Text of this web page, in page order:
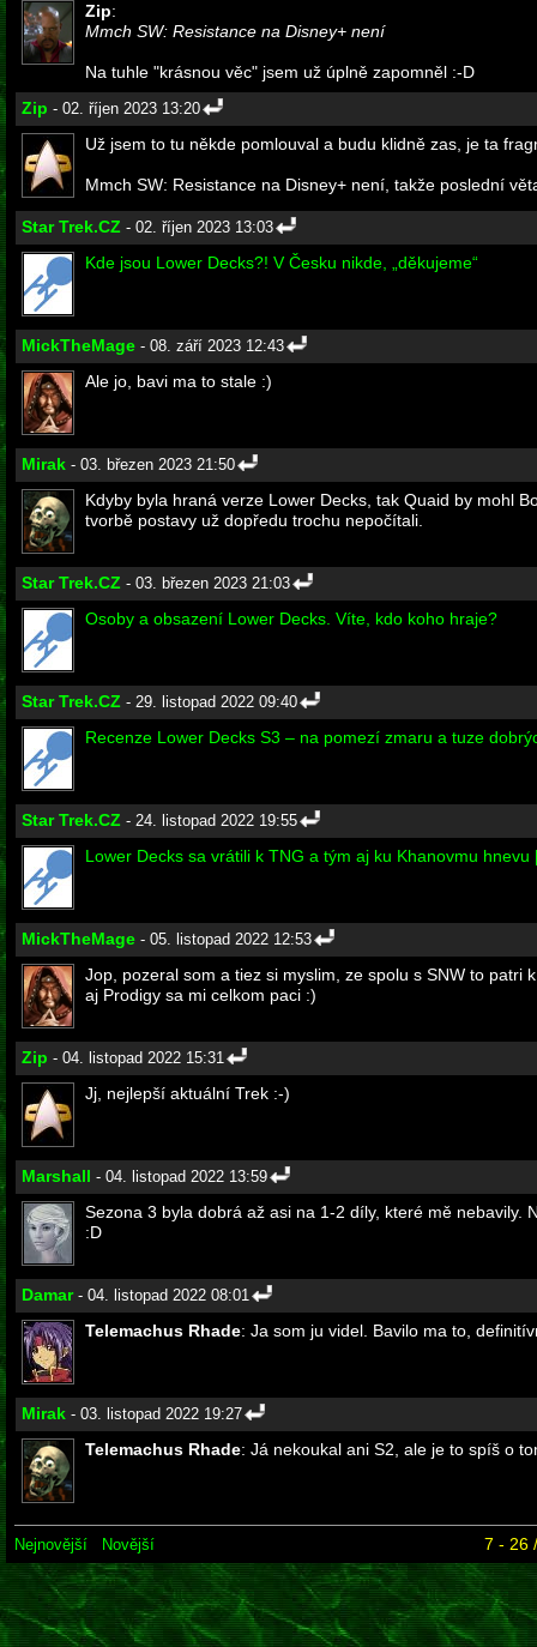
Zip:
Mmch SW: Resistance na Disney+ není
Na tuhle "krásnou věc" jsem už úplně zapomněl :-D
Zip - 02. říjen 2023 13:20
Už jsem to tu někde pomlouval a budu klidně zas, je ta
Mmch SW: Resistance na Disney+ není, takže poslední
Star Trek.CZ - 02. říjen 2023 13:03
Kde jsou Lower Decks?! V Česku nikde, „děkujeme“
MickTheMage - 08. září 2023 12:43
Ale jo, bavi ma to stale :)
Mirak - 03. březen 2023 21:50
Kdyby byla hraná verze Lower Decks, tak Quaid by mohl
tvorbě postavy už dopředu trochu nepočítali.
Star Trek.CZ - 03. březen 2023 21:03
Osoby a obsazení Lower Decks. Víte, kdo koho hraje?
Star Trek.CZ - 29. listopad 2022 09:40
Recenze Lower Decks S3 – na pomezí zmaru a tuze
Star Trek.CZ - 24. listopad 2022 19:55
Lower Decks sa vrátili k TNG a tým aj ku Khanovmu hnevu
MickTheMage - 05. listopad 2022 12:53
Jop, pozeral som a tiez si myslim, ze spolu s SNW to patri
aj Prodigy sa mi celkom paci :)
Zip - 04. listopad 2022 15:31
Jj, nejlepší aktuální Trek :-)
Marshall - 04. listopad 2022 13:59
Sezona 3 byla dobrá až asi na 1-2 díly, které mě nebavily.
:D
Damar- 04. listopad 2022 08:01
Telemachus Rhade: Ja som ju videl. Bavilo ma to,
Mirak - 03. listopad 2022 19:27
Telemachus Rhade: Já nekoukal ani S2, ale je to spíš o
Nejnovější Novější 7 - 26